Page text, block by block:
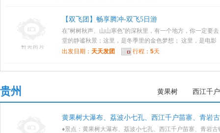
【双飞团】畅享腾冲-双飞5日游
在”树树秋声、山山寒色”的深秋里，有一个地方，你一定要
堂的静谧秋景；这里，是冬季里的金色梦想； 这里，是电影
出发日期： 天天发团 行程： 5天
贵州 黄果树 西江千
黄果树大瀑布、荔波小七孔、西江千户苗寨、青岩
♦景点：黄果树大瀑布、荔波小七孔、西江千户苗寨、青岩